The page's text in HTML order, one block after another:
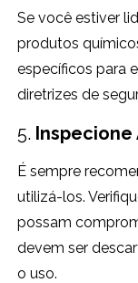
Se você estiver
produtos
específicos para
diretrizes de
5. Inspecione
É sempre
utilizá-los.
possam
devem ser
o uso.